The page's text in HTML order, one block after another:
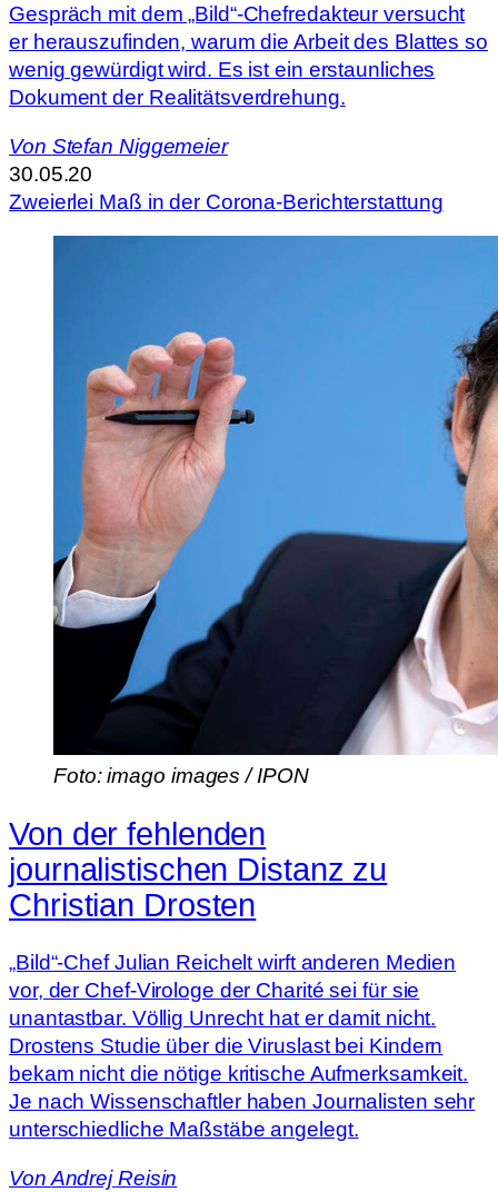
Gespräch mit dem „Bild“-Chefredakteur versucht
er herauszufinden, warum die Arbeit des Blattes so
wenig gewürdigt wird. Es ist ein erstaunliches
Dokument der Realitätsverdrehung.
Von Stefan Niggemeier
30.05.20
Zweierlei Maß in der Corona-Berichterstattung
Foto: imago images / IPON
Von der fehlenden
journalistischen Distanz zu
Christian Drosten
„Bild“-Chef Julian Reichelt wirft anderen Medien
vor, der Chef-Virologe der Charité sei für sie
unantastbar. Völlig Unrecht hat er damit nicht.
Drostens Studie über die Viruslast bei Kindern
bekam nicht die nötige kritische Aufmerksamkeit.
Je nach Wissenschaftler haben Journalisten sehr
unterschiedliche Maßstäbe angelegt.
Von Andrej Reisin